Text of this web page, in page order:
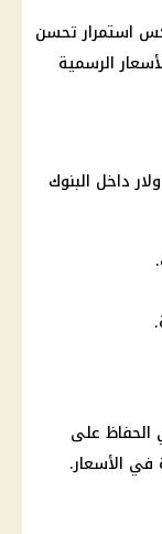
استمرار تحسن
الرسمية
داخل البنوك
الحفاظ على
في الأسعار.